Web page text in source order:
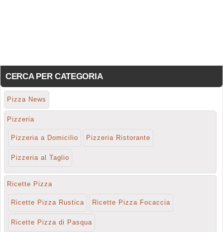
CERCA PER CATEGORIA
Pizza News
Pizzeria
Pizzeria a Domicilio Pizzeria Ristorante
Pizzeria al Taglio
Ricette Pizza
Ricette Pizza Rustica Ricette Pizza Focaccia
Ricette Pizza di Pasqua